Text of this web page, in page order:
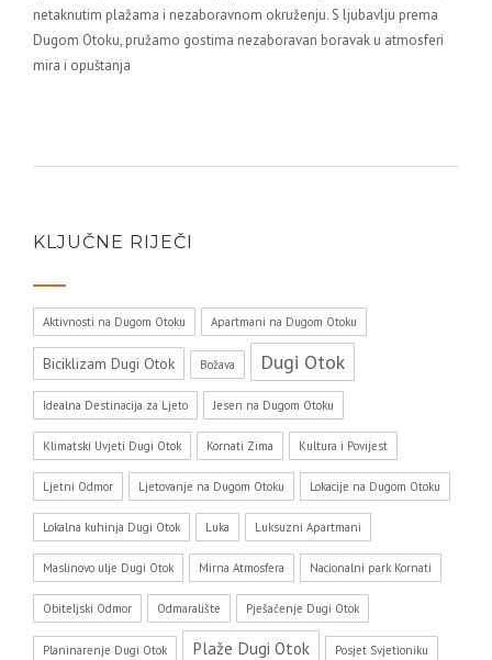
netaknutim plažama i nezaboravnom okruženju. S ljubavlju prema
Dugom Otoku, pružamo gostima nezaboravan boravak u atmosferi
mira i opuštanja
KLJUČNE RIJEČI
Aktivnosti na Dugom Otoku Apartmani na Dugom Otoku
Biciklizam Dugi Otok Božava Dugi Otok
Idealna Destinacija za Ljeto Jesen na Dugom Otoku
Klimatski Uvjeti Dugi Otok Kornati Zima Kultura i Povijest
Ljetni Odmor Ljetovanje na Dugom Otoku Lokacije na Dugom Otoku
Lokalna kuhinja Dugi Otok Luka Luksuzni Apartmani
Maslinovo ulje Dugi Otok Mirna Atmosfera Nacionalni park Kornati
Obiteljski Odmor Odmaralište Pješačenje Dugi Otok
Planinarenje Dugi Otok Plaže Dugi Otok Posjet Svjetioniku